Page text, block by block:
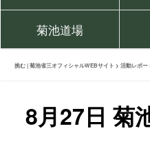
菊池道場
挑む | 菊池省三オフィシャルWEBサイト > 活動レポー
8月27日 菊